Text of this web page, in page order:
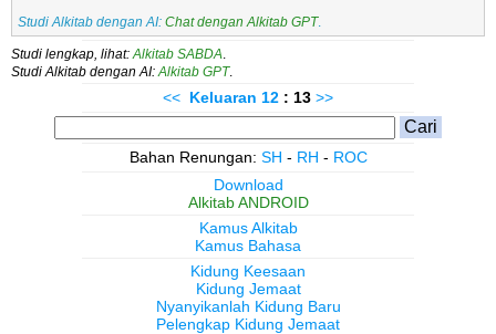
Studi Alkitab dengan AI: Chat dengan Alkitab GPT.
Studi lengkap, lihat: Alkitab SABDA
Studi Alkitab dengan AI: Alkitab GPT.
<< Keluaran 12 : 13 >>
Bahan Renungan: SH - RH - ROC
Download
Alkitab ANDROID
Kamus Alkitab
Kamus Bahasa
Kidung Keesaan
Kidung Jemaat
Nyanyikanlah Kidung Baru
Pelengkap Kidung Jemaat